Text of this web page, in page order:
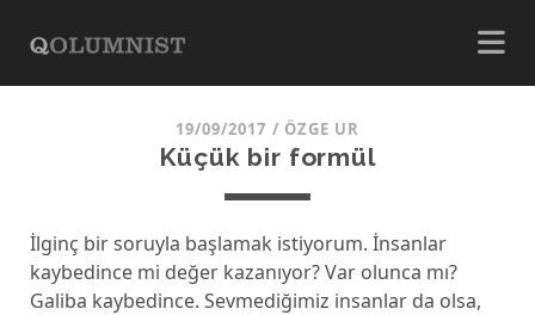
19/09/2017 / ÖZGE UR
Küçük bir formül
İlginç bir soruyla başlamak istiyorum. İnsanlar
kaybedince mi değer kazanıyor? Var olunca mı?
Galiba kaybedince. Sevmediğimiz insanlar da olsa,